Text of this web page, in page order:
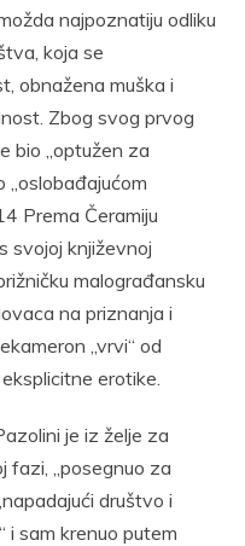
najpoznatiju odliku
koja se
obnažena muška i
Zbog svog prvog
bio „optužen za
„oslobađajućom
Prema Čeramiju
svojoj književnoj
malograđansku
na priznanja i
„vrvi“ od
erotike.
je iz želje za
fazi, „posegnuo za
društvo i
i sam krenuo putem